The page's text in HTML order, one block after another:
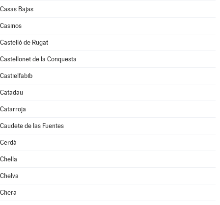
Casas Bajas
Casinos
Castelló de Rugat
Castellonet de la Conquesta
Castielfabib
Catadau
Catarroja
Caudete de las Fuentes
Cerdà
Chella
Chelva
Chera